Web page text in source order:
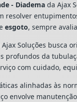
- Diadema da Ajax
resolver
esgoto, sempre
Ajax Soluções busca
profundos da
com cuidado,
alinhadas às
envolve